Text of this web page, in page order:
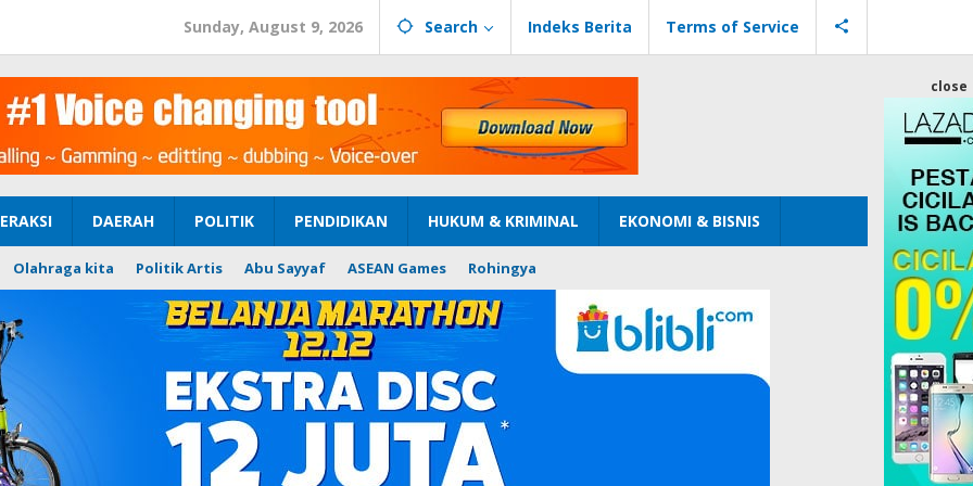
Sunday, August 9, 2026 Search Indeks Berita Terms of Service
DAERAH POLITIK PENDIDIKAN HUKUM & KRIMINAL EKONOMI & BISNIS
Olahraga kita Politik Artis Abu Sayyaf ASEAN Games Rohingya
close